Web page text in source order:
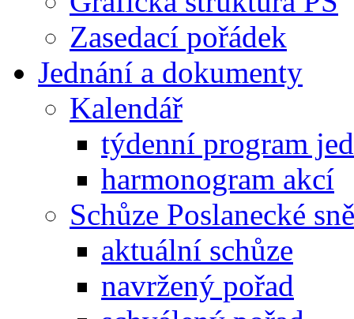
Zasedací pořádek
Jednání a dokumenty
Kalendář
týdenní program
harmonogram akcí
Schůze Poslanecké
aktuální schůze
navržený pořad